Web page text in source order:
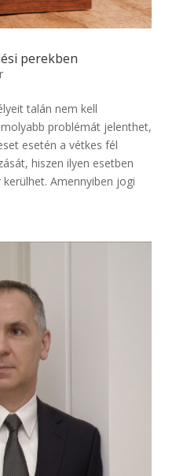
perekben
talán nem kell
problémát jelenthet,
esetén a vétkes fél
hiszen ilyen esetben
Amennyiben jogi